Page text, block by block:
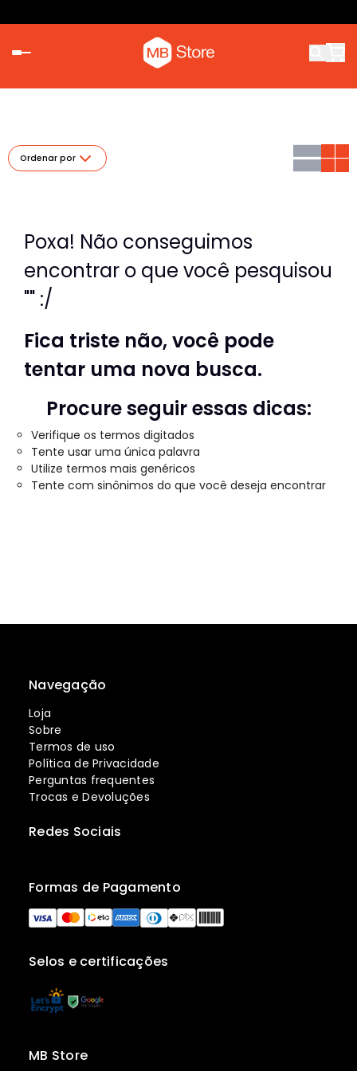
Ordenar por
Poxa! Não conseguimos
encontrar o que você pesquisou
"" :/
Fica triste não, você pode
tentar uma nova busca.
Procure seguir essas dicas:
Verifique os termos digitados
Tente usar uma única palavra
Utilize termos mais genéricos
Tente com sinônimos do que você deseja encontrar
Navegação
Loja
Sobre
Termos de uso
Política de Privacidade
Perguntas frequentes
Trocas e Devoluções
Selos e certificações
Formas de Pagamento
Redes Sociais
MB Store